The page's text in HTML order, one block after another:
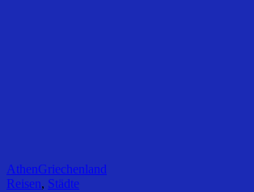
AthenGriechenland
Reisen, Städte